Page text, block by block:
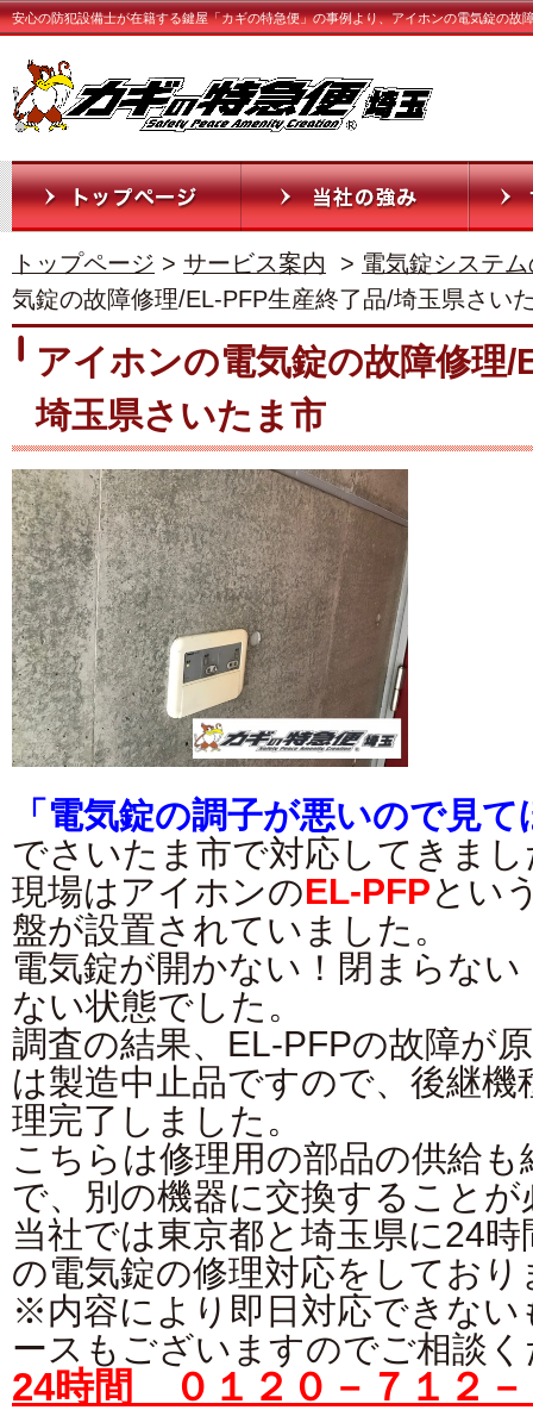
安心の防犯設備士が在籍する鍵屋「カギの特急便」の事例より、アイホンの電気錠の
トップページ > サービス案内 > 電気錠システ
気錠の故障修理/EL-PFP生産終了品/埼玉県さい
アイホンの電気錠の故障修理/
埼玉県さいたま市
「電気錠の調子が悪いので見
でさいたま市で対応してきまし
現場はアイホンのEL-PFPとい
盤が設置されていました。
電気錠が開かない！閉まらな
ない状態でした。
調査の結果、EL-PFPの故障が
は製造中止品ですので、後継
理完了しました。
こちらは修理用の部品の供給
で、別の機器に交換することが
当社では東京都と埼玉県に24
の電気錠の修理対応をしており
※内容により即日対応できない
ースもございますのでご相談
24時間 ０１２０－７１２－